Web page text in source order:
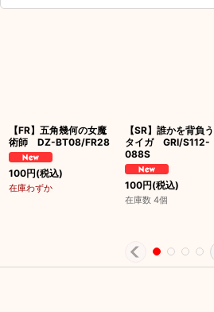
【FR】五角幾何の女魔
術師 DZ-BT08/FR28
100円(税込)
在庫わずか
【SR】誰かを背負
タイガ GRI/S112-
088S
100円(税込)
在庫数 4個